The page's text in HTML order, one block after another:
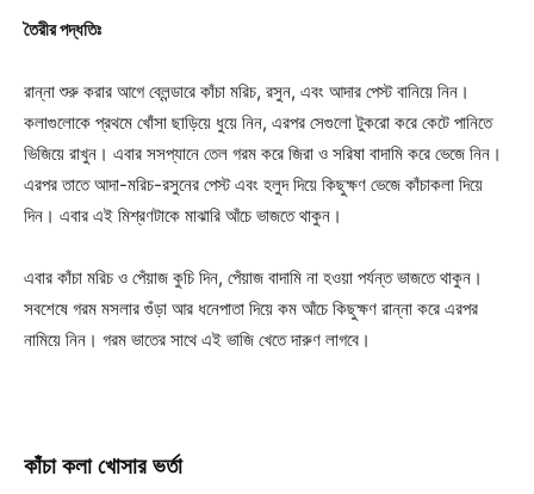
তৈরীর পদ্ধতিঃ
রান্না শুরু করার আগে ব্লেন্ডারে কাঁচা মরিচ, রসুন, এবং আদার পেস্ট বানিয়ে নিন।
কলাগুলোকে প্রথমে খোঁসা ছাড়িয়ে ধুয়ে নিন, এরপর সেগুলো টুকরো করে কেটে পানিতে
ভিজিয়ে রাখুন। এবার সসপ্যানে তেল গরম করে জিরা ও সরিষা বাদামি করে ভেজে নিন।
এরপর তাতে আদা-মরিচ-রসুনের পেস্ট এবং হলুদ দিয়ে কিছুক্ষণ ভেজে কাঁচাকলা দিয়ে
দিন। এবার এই মিশ্রণটাকে মাঝারি আঁচে ভাজতে থাকুন।
এবার কাঁচা মরিচ ও পেঁয়াজ কুচি দিন, পেঁয়াজ বাদামি না হওয়া পর্যন্ত ভাজতে থাকুন।
সবশেষে গরম মসলার গুঁড়া আর ধনেপাতা দিয়ে কম আঁচে কিছুক্ষণ রান্না করে এরপর
নামিয়ে নিন। গরম ভাতের সাথে এই ভাজি খেতে দারুণ লাগবে।
কাঁচা কলা খোসার ভর্তা